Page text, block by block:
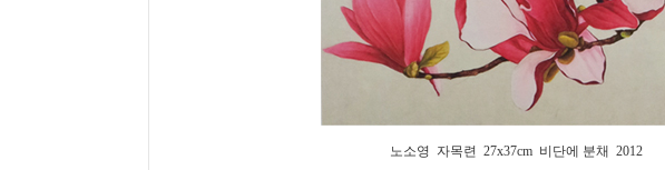
노소영 자목련 27x37cm 비단에 분채 2012